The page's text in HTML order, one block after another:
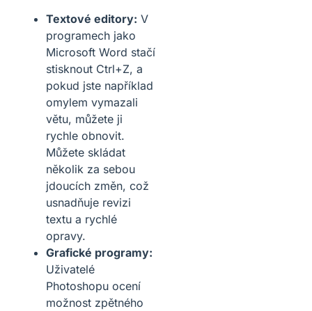
Textové editory: V
programech jako
Microsoft Word stačí
stisknout Ctrl+Z, a
pokud jste například
omylem vymazali
větu, můžete ji
rychle obnovit.
Můžete skládat
několik za sebou
jdoucích změn, což
usnadňuje revizi
textu a rychlé
opravy.
Grafické programy:
Uživatelé
Photoshopu ocení
možnost zpětného